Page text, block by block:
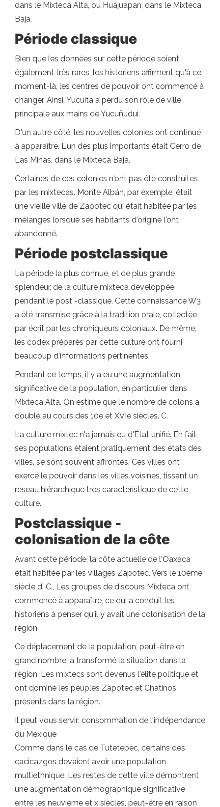
dans le Mixteca Alta, ou Huajuapan, dans le Mixteca
Baja.
Période classique
Bien que les données sur cette période soient
également très rares, les historiens affirment qu'à ce
moment-là, les centres de pouvoir ont commencé à
changer. Ainsi, Yucuita a perdu son rôle de ville
principale aux mains de Yucuñudui.
D'un autre côté, les nouvelles colonies ont continué
à apparaître. L'un des plus importants était Cerro de
Las Minas, dans le Mixteca Baja.
Certaines de ces colonies n'ont pas été construites
par les mixtecas. Monte Albán, par exemple, était
une vieille ville de Zapotec qui était habitée par les
mélanges lorsque ses habitants d'origine l'ont
abandonné.
Période postclassique
La période la plus connue, et de plus grande
splendeur, de la culture mixteca développée
pendant le post -classique. Cette connaissance W3
a été transmise grâce à la tradition orale, collectée
par écrit par les chroniqueurs coloniaux. De même,
les codex préparés par cette culture ont fourni
beaucoup d'informations pertinentes.
Pendant ce temps, il y a eu une augmentation
significative de la population, en particulier dans
Mixteca Alta. On estime que le nombre de colons a
doublé au cours des 10e et XVIe siècles. C.
La culture mixtec n'a jamais eu d'État unifié. En fait,
ses populations étaient pratiquement des états des
villes, se sont souvent affrontés. Ces villes ont
exercé le pouvoir dans les villes voisines, tissant un
réseau hiérarchique très caractéristique de cette
culture.
Postclassique -
colonisation de la côte
Avant cette période, la côte actuelle de l'Oaxaca
était habitée par les villages Zapotec. Vers le 10ème
siècle d. C., Les groupes de discours Mixteca ont
commencé à apparaître, ce qui a conduit les
historiens à penser qu'il y avait une colonisation de la
région.
Ce déplacement de la population, peut-être en
grand nombre, a transformé la situation dans la
région. Les mixtecs sont devenus l'élite politique et
ont dominé les peuples Zapotec et Chatinos
présents dans la région.
Il peut vous servir: consommation de l'indépendance
du Mexique
Comme dans le cas de Tutetepec, certains des
cacicazgos devaient avoir une population
multiethnique. Les restes de cette ville démontrent
une augmentation démographique significative
entre les neuvième et x siècles, peut-être en raison